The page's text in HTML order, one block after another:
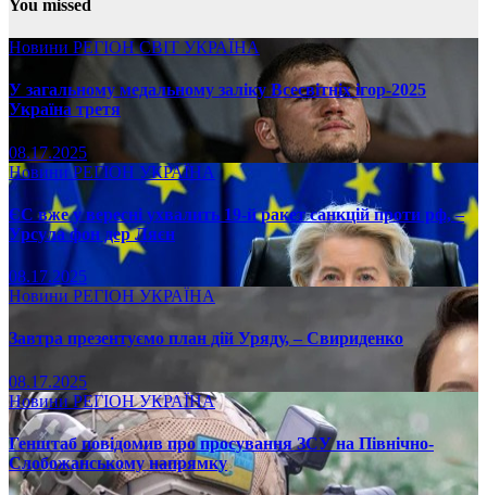
You missed
Новини РЕГІОНСВІТ УКРАЇНА
У загальному медальному заліку Всесвітніх ігор-2025
Україна третя
08.17.2025
НовиниРЕГІОН УКРАЇНА
ЄС вже у вересні ухвалить 19-й ракет санкцій проти рф, –
Урсула фон дер Ляєн
08.17.2025
Новини РЕГІОН УКРАЇНА
Завтра презентуємо план дій Уряду, – Свириденко
08.17.2025
НовиниРЕГІОНУКРАЇНА
Генштаб повідомив про просування ЗСУ на Північно-
Слобожанському напрямку